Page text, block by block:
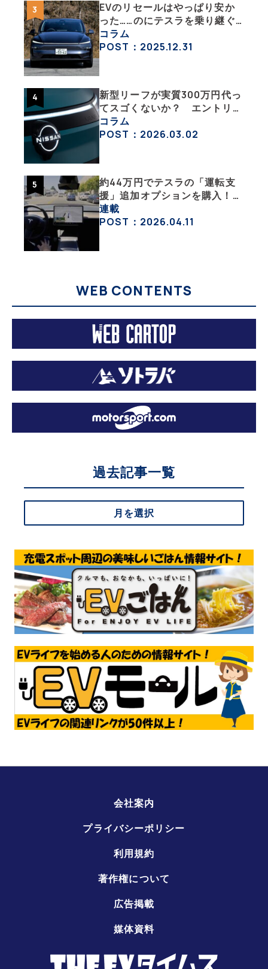
EVのリセールはやっぱり安か
った……のにテスラを乗り継ぐ
ってどういうこと？ 【テスラ
沼にはまった大学教授のEV生
コラム
POST：2025.12.31
新型リーフが実質300万円代っ
てスゴくないか？ エントリー
グレード「B5」の中身を詳細
チェックした
コラム
POST：2026.03.02
約44万円でテスラの「運転支
援」追加オプションを購入！
果たして価格以上の効果はあっ
たのか？【テスラ沼にはまった
連載
POST：2026.04.11
WEB CONTENTS
過去記事一覧
月を選択
会社案内
プライバシーポリシー
利用規約
著作権について
広告掲載
媒体資料